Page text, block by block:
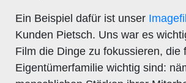
Ein Beispiel dafür ist unser
Kunden Pietsch. Uns war es
Film die Dinge zu fokussieren, die
Eigentümerfamilie wichtig sind: